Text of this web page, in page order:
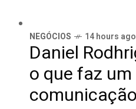
NEGÓCIOS 14 hours ago
Daniel
o que faz